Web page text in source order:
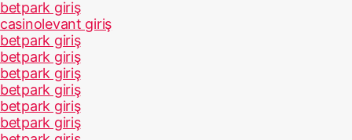
betpark giriş
casinolevant giriş
betpark giriş
betpark giriş
betpark giriş
betpark giriş
betpark giriş
betpark giriş